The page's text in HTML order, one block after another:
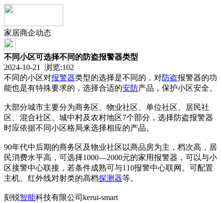
家居商企动态
不同小区可选择不同的防盗报警器类型
2024-10-21 浏览:102
不同的小区对报警器类型的选择是不同的，对防盗报警器的功
能也是有特殊要求的，选择合适的安防产品，保护小区安全。
大部分城市主要分为商务区、物业社区、单位社区、居民社
区、混合社区、城中村及农村地区7个部分，选择防盗报警器
时应依据不同小区格局来选择相应的产品。
90年代中后期的商务区及物业社区以商品房为主，档次高，居
民消费水平高，可选择1000—2000元的家用报警器，可以与小
区接警中心联接，若条件成熟可与110报警中心联网。可配置
主机、红外线对射类的高档探测器等。
刻锐智能科技有限公司kerui-smart